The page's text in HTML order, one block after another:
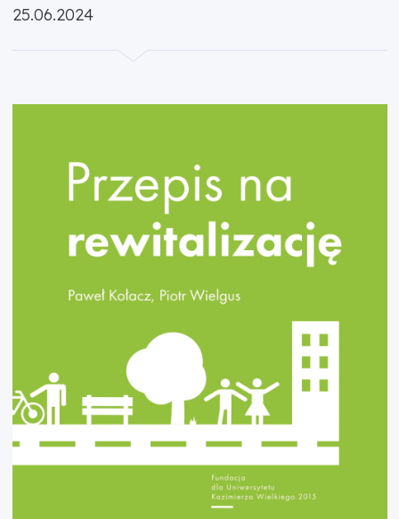
Opublikowano:
25.06.2024